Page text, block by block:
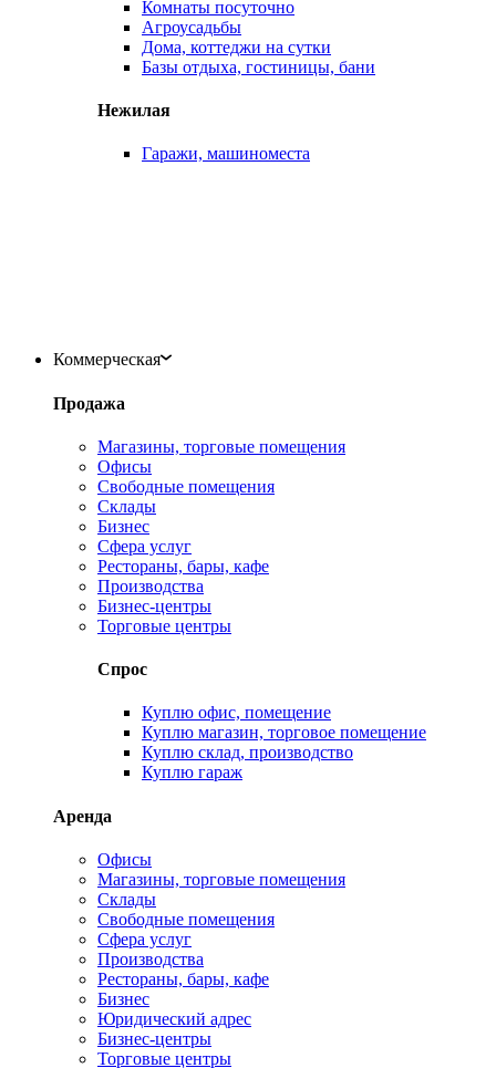
Комнаты посуточно
Агроусадьбы
Дома, коттеджи на сутки
Базы отдыха, гостиницы, бани
Нежилая
Гаражи, машиноместа
Коммерческая
Продажа
Магазины, торговые помещения
Офисы
Свободные помещения
Склады
Бизнес
Сфера услуг
Рестораны, бары, кафе
Производства
Бизнес-центры
Торговые центры
Спрос
Куплю офис, помещение
Куплю магазин, торговое помещение
Куплю склад, производство
Куплю гараж
Аренда
Офисы
Магазины, торговые помещения
Склады
Свободные помещения
Сфера услуг
Производства
Рестораны, бары, кафе
Бизнес
Юридический адрес
Бизнес-центры
Торговые центры